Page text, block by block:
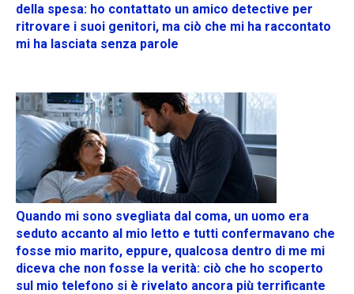
della spesa: ho contattato un amico detective per
ritrovare i suoi genitori, ma ciò che mi ha raccontato
mi ha lasciata senza parole
Quando mi sono svegliata dal coma, un uomo era
seduto accanto al mio letto e tutti confermavano che
fosse mio marito, eppure, qualcosa dentro di me mi
diceva che non fosse la verità: ciò che ho scoperto
sul mio telefono si è rivelato ancora più terrificante